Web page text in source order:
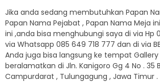
Jika anda sedang membutuhkan Papan
Papan Nama Pejabat , Papan Nama Meja
ini ,anda bisa menghubungi saya di via Hp
via Whatsapp 085 649 718 777 dan di via
Anda juga bisa langsung ke tempat
beralamatkan di Jln. Kanigoro Gg 4 No . 35
Campurdarat , Tulungagung , Jawa Timur .